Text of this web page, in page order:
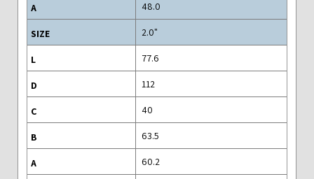
"2.0
77.6
112
60.2